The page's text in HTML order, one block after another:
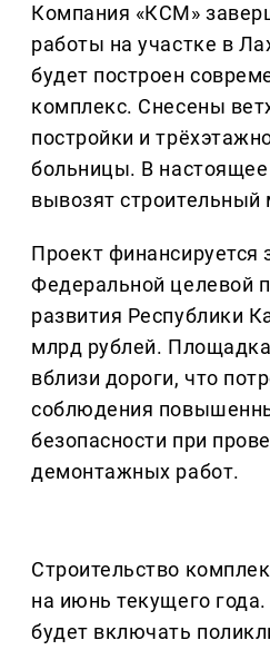
Компания «КСМ»
работы на участке в
будет построен
комплекс. Снесены
постройки и
больницы. В
вывозят строительный
Проект финансируется
Федеральной целевой
развития Республики
млрд рублей.
вблизи дороги, что
соблюдения
безопасности при
демонтажных работ.
Строительство
на июнь текущего
будет включать